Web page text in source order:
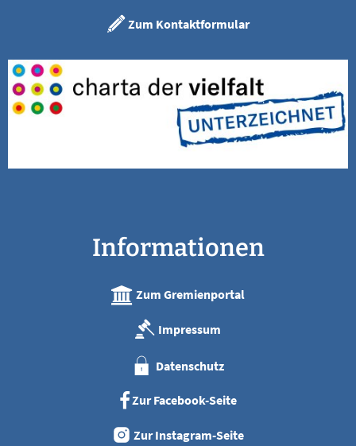
Zum Kontaktformular
Informationen
Zum Gremienportal
Impressum
Datenschutz
Zur Facebook-Seite
Zur Instagram-Seite